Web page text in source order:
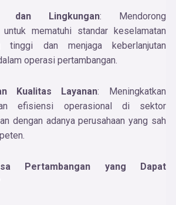
dan Lingkungan: Mendorong
untuk mematuhi standar keselamatan
tinggi dan menjaga keberlanjutan
operasi pertambangan.
Kualitas Layanan: Meningkatkan
efisiensi operasional di sektor
dengan adanya perusahaan yang sah
Pertambangan yang Dapat